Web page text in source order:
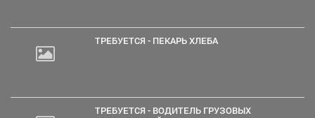
ТРЕБУЕТСЯ - ПЕКАРЬ ХЛЕБА
ТРЕБУЕТСЯ - ВОДИТЕЛЬ ГРУЗОВЫХ